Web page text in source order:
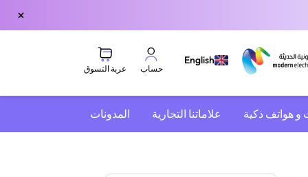
×
English
حساب عربة التسوق
و هواتف ذكية علاماتنا التجارية المدونات